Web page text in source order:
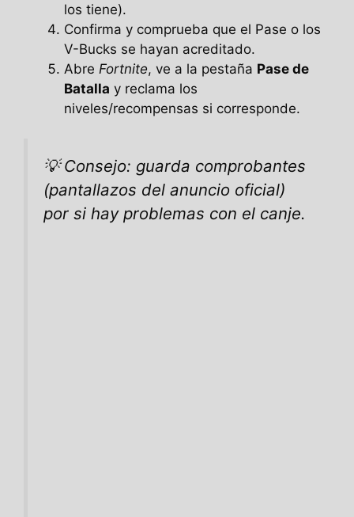
los tiene).
Confirma y comprueba que el Pase o los
V-Bucks se hayan acreditado.
Abre Fortnite, ve a la pestaña Pase de
Batalla y reclama los
niveles/recompensas si corresponde.
💡 Consejo: guarda comprobantes
(pantallazos del anuncio oficial)
por si hay problemas con el canje.